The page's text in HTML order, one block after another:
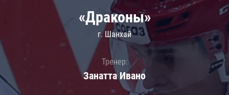
«Драконы»
г. Шанхай
Тренер:
Занатта Иванo